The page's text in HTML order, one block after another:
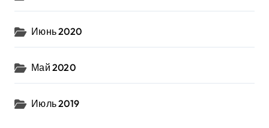
Июнь 2020
Май 2020
Июль 2019